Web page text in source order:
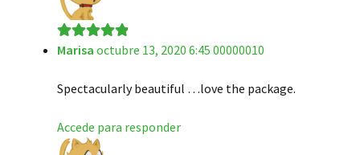
Valorado en5
Marisa octubre 13, 2020 6:45 00000010
Spectacularly beautiful …love the package.
Accede para responder